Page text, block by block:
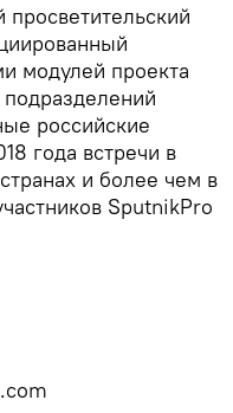
модулей проекта
российские
года встречи в
и более чем в
SputnikPro